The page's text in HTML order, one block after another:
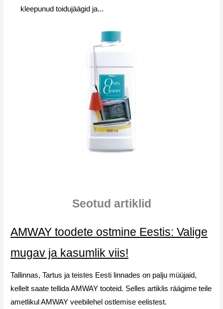
kleepunud toidujäägid ja...
Seotud artiklid
AMWAY toodete ostmine Eestis: Valige
mugav ja kasumlik viis!
Tallinnas, Tartus ja teistes Eesti linnades on palju müüjaid,
kellelt saate tellida AMWAY tooteid. Selles artiklis räägime teile
ametlikul AMWAY veebilehel ostlemise eelistest.